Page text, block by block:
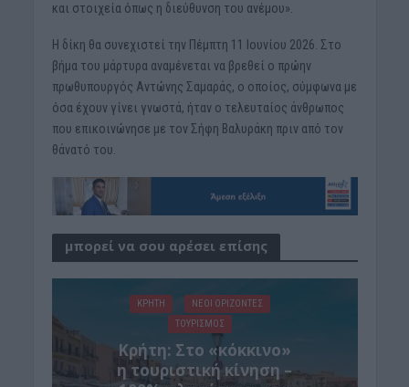
και στοιχεία όπως η διεύθυνση του ανέμου».
Η δίκη θα συνεχιστεί την Πέμπτη 11 Ιουνίου 2026. Στο
βήμα του μάρτυρα αναμένεται να βρεθεί ο πρώην
πρωθυπουργός Αντώνης Σαμαράς, ο οποίος, σύμφωνα με
όσα έχουν γίνει γνωστά, ήταν ο τελευταίος άνθρωπος
που επικοινώνησε με τον Σήφη Βαλυράκη πριν από τον
θάνατό του.
μπορεί να σου αρέσει επίσης
ΚΡΗΤΗ
ΝΕΟΙ ΟΡΙΖΟΝΤΕΣ
ΤΟΥΡΙΣΜΟΣ
Κρήτη: Στο «κόκκινο»
η τουριστική κίνηση –